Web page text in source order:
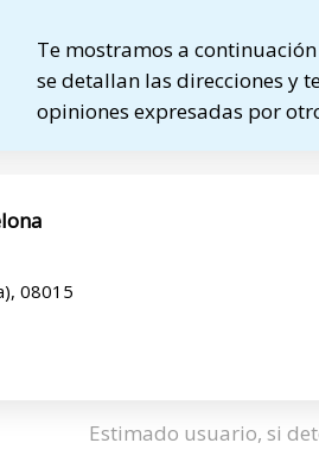
Te mostramos a
se detallan las direcciones y
opiniones expresadas por
08015
Estimado usuario, si